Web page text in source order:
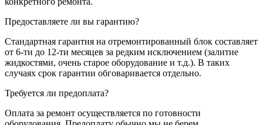
Предоставляете ли вы гарантию?
Стандартная гарантия на отремонтированный блок составляет
от 6-ти до 12-ти месяцев за редким исключением (залитие
жидкостями, очень старое оборудование и т.д.). В таких
случаях срок гарантии обговаривается отдельно.
Требуется ли предоплата?
Оплата за ремонт осуществляется по готовности